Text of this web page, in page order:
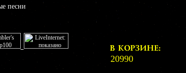
песни
В КОРЗИНЕ:
20990